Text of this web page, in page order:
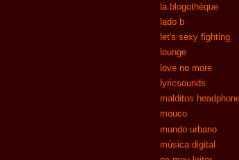
la blogothèque
lado b
let's sexy fighting
lounge
love no more
lyricsounds
malditos
mouco
mundo urbano
música:digital